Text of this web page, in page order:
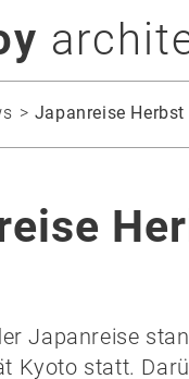
Japanreise Herbst
Japanreise
Kyoto statt.